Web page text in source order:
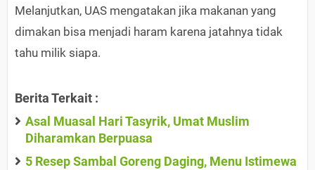
Melanjutkan, UAS mengatakan jika makanan yang
dimakan bisa menjadi haram karena jatahnya tidak
tahu milik siapa.
Berita Terkait :
Asal Muasal Hari Tasyrik, Umat Muslim
Diharamkan Berpuasa
5 Resep Sambal Goreng Daging, Menu Istimewa